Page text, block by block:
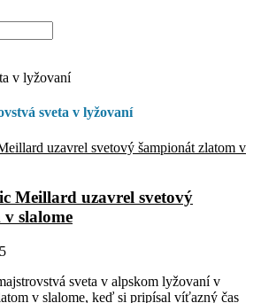
v lyžovaní
sveta v lyžovaní
Meillard uzavrel svetový
slalome
sveta v alpskom lyžovaní v
v slalome, keď si pripísal víťazný čas